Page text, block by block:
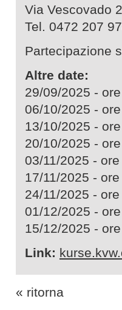
Via Vescovado
Tel. 0472 207
Partecipazione
Altre date:
29/09/2025 -
06/10/2025 -
13/10/2025 -
20/10/2025 -
03/11/2025 -
17/11/2025 -
24/11/2025 -
01/12/2025 -
15/12/2025 -
Link:
« ritorna